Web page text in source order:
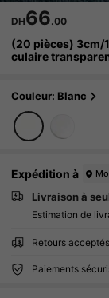
DH66.00
(20 pièces) 3cm/
culaire
orsal, adhésif
u avant utilisation)
Couleur: Blanc
Expédition à
Livraison à
Estimation de
Retours acceptés
Paiements